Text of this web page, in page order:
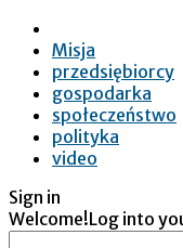
Misja
przedsiębiorcy
gospodarka
społeczeństwo
polityka
video
Sign in
Welcome!Log into